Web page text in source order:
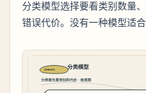
分类模型选择要看类别数量
错误代价。没有一种模型适合